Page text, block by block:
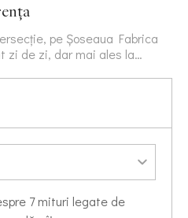
pe Șoseaua Fabrica
zi de zi, dar mai ales la…
7 mituri legate de